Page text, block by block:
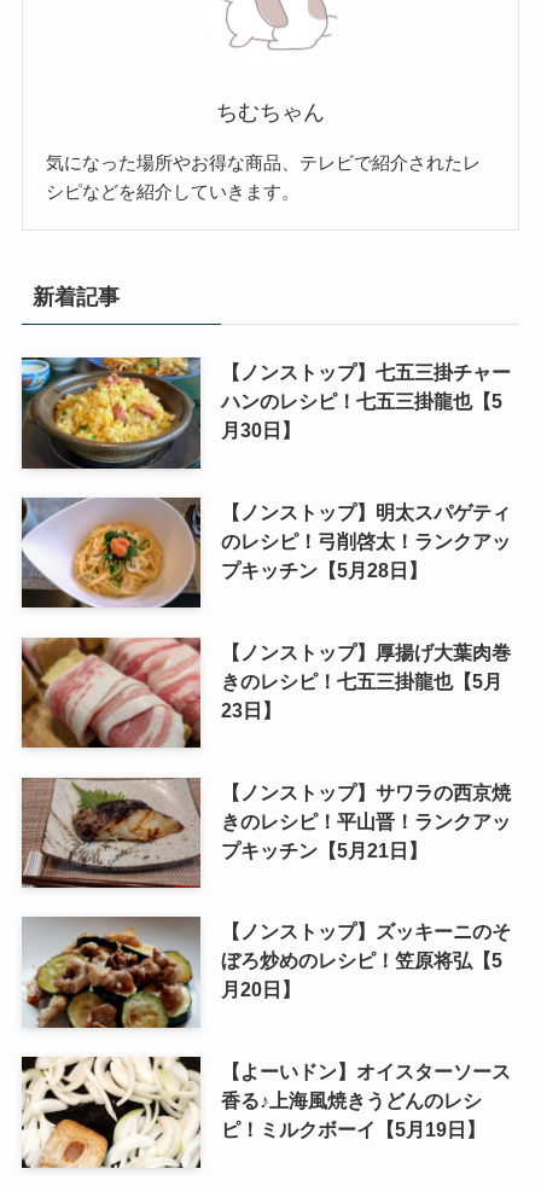
ちむちゃん
気になった場所やお得な商品、テレビで紹介されたレ
シピなどを紹介していきます。
新着記事
【ノンストップ】七五三掛チャー
ハンのレシピ！七五三掛龍也【5
月30日】
【ノンストップ】明太スパゲティ
のレシピ！弓削啓太！ランクアッ
プキッチン【5月28日】
【ノンストップ】厚揚げ大葉肉巻
きのレシピ！七五三掛龍也【5月
23日】
【ノンストップ】サワラの西京焼
きのレシピ！平山晋！ランクアッ
プキッチン【5月21日】
【ノンストップ】ズッキーニのそ
ぼろ炒めのレシピ！笠原将弘【5
月20日】
【よーいドン】オイスターソース
香る♪上海風焼きうどんのレシ
ピ！ミルクボーイ【5月19日】